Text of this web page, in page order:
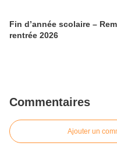
Fin d’année scolaire –
rentrée 2026
Commentaires
Ajouter un